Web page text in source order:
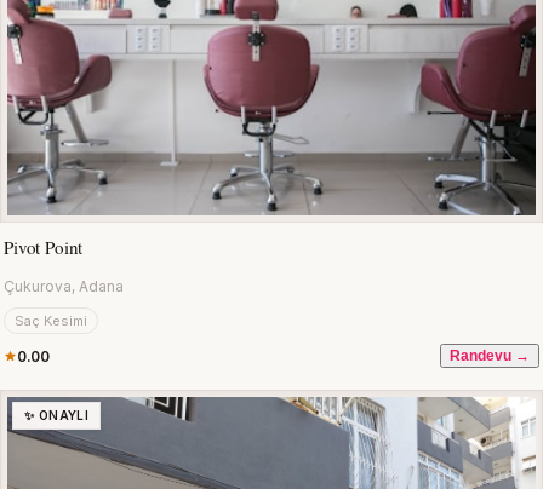
Pivot Point
Çukurova, Adana
Saç Kesimi
0.00 Randevu →
✨ ONAYLI